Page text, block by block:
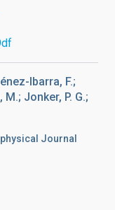
Ibarra, F.;
Jonker, P. G.;
Journal